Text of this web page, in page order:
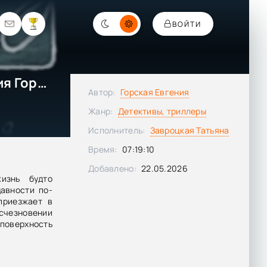
ВОЙТИ
Смерть в стиле аниме - Евгения Горская
будто
по-
в
— муж
они
Автор: Горская Евгения
Жанр: Детективы, триллеры
Исполнитель: Завроцкая Татьяна
Время: 07:19:10
Добавлено: 22.05.2026